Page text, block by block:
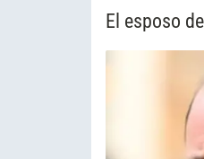
El esposo